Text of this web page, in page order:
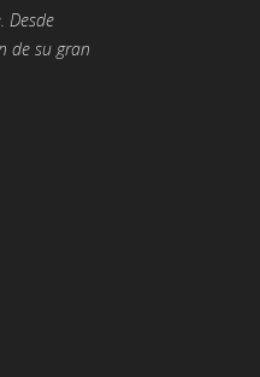
Desde
de su gran